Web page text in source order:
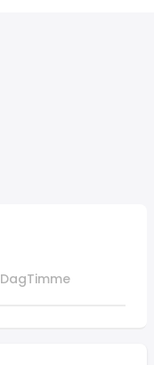
DagTimme